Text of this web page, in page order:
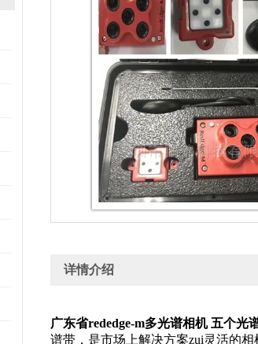
详情介绍
广东省rededge-m多光谱相机 五个光
谱带，是市场上解决方案zui灵活的相